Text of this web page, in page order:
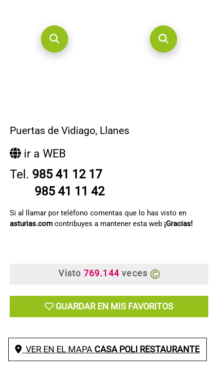
Puertas de Vidiago, Llanes
ir a WEB
Tel. 985 41 12 17
985 41 11 42
Si al llamar por teléfono comentas que lo has visto en
asturias.com contribuyes a mantener esta web ¡Gracias!
Visto 769.144 veces
GUARDAR EN MIS FAVORITOS
VER EN EL MAPA CASA POLI RESTAURANTE